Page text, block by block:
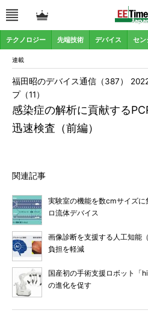
テクノロジー 先端技術 デバイス セン
連載
感染症の解析に貢献する
迅速検査（前編）
福田昭のデバイス通信（387）
プ（11）
関連記事
実験室の機能を数cmサイズに
ロ流体デバイス
画像診断を支援する人工知能
負担を軽減
国産初の手術支援ロボット「
の進化を促す